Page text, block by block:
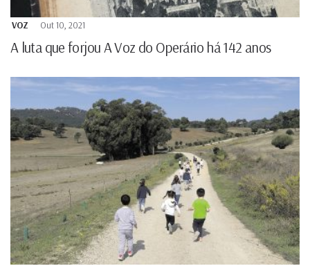
VOZ Out 10, 2021
A luta que forjou A Voz do Operário há 142 anos